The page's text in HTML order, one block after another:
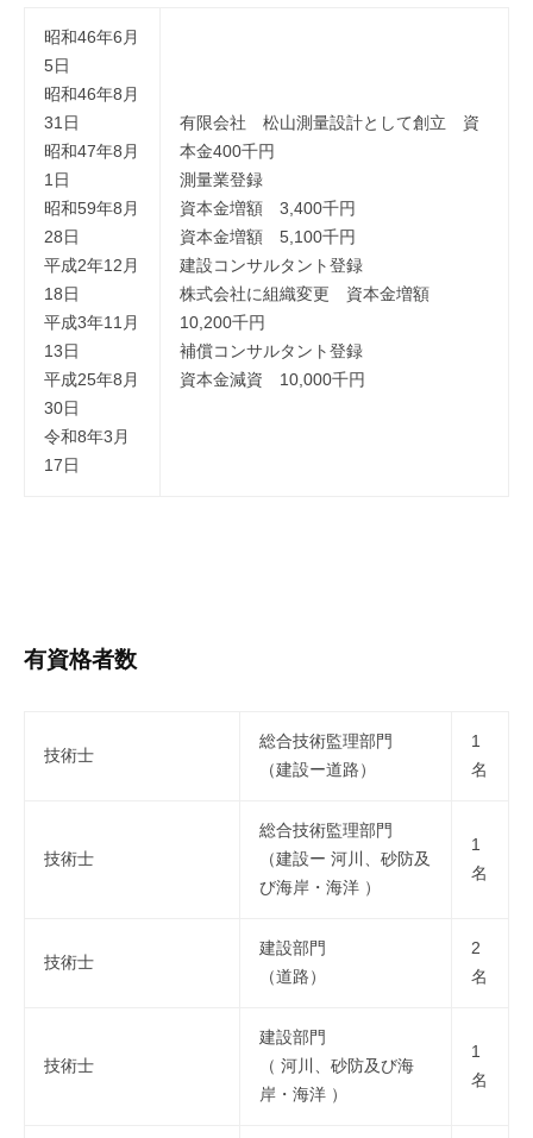
昭和46年6月
5日
昭和46年8月
31日
昭和47年8月
1日
昭和59年8月
28日
平成2年12月
18日
平成3年11月
13日
平成25年8月
30日
令和8年3月
17日
有限会社 松山測量設計として創立 資
本金400千円
測量業登録
資本金増額 3,400千円
資本金増額 5,100千円
建設コンサルタント登録
株式会社に組織変更 資本金増額
10,200千円
補償コンサルタント登録
資本金減資 10,000千円
有資格者数
技術士
総合技術監理部門
（建設ー道路）
1
名
技術士
総合技術監理部門
（建設ー 河川、砂防及
び海岸・海洋 ）
1
名
技術士
建設部門
（道路）
2
名
技術士
建設部門
（ 河川、砂防及び海
岸・海洋 ）
1
名